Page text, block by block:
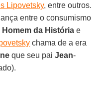
Lipovetsky, entre outros.
entre o consumismo
Homem da História e
chama de a era
que seu paiJean-